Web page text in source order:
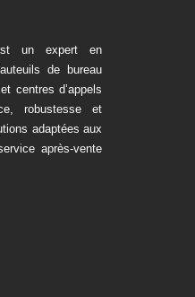
un expert en
de bureau
centres d’appels
robustesse et
adaptées aux
après-vente